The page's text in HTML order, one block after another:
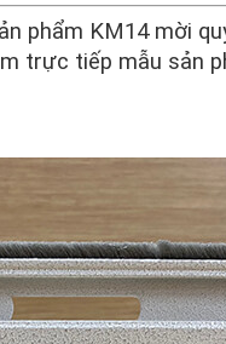
phẩm KM14 mời
trực tiếp mẫu sản